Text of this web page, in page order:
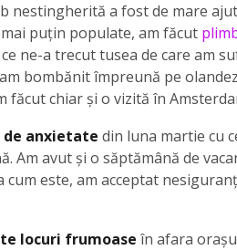
nestingherită a fost de mare
puțin populate, am făcut
ne-a trecut tusea de care am
bombănit împreună pe
făcut chiar și o vizită în
de anxietate din luna martie cu
Am avut și o săptămână de
cum este, am acceptat
locuri frumoase în afara